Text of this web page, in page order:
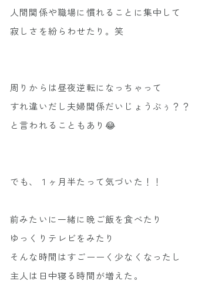
人間関係や職場に慣れることに集中して
寂しさを紛らわせたり。笑
周りからは昼夜逆転になっちゃって
すれ違いだし夫婦関係だいじょうぶぅ？？
と言われることもあり😂
でも、１ヶ月半たって気づいた！！
前みたいに一緒に晩ご飯を食べたり
ゆっくりテレビをみたり
そんな時間はすごーーく少なくなったし
主人は日中寝る時間が増えた。